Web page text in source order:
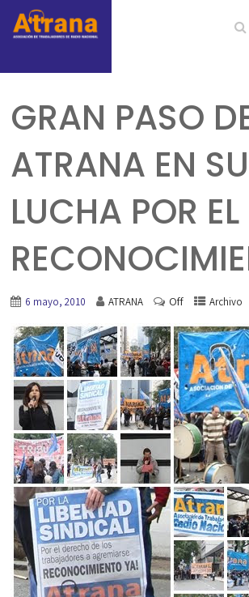
GRAN PASO
ATRANA EN SU
LUCHA POR EL
6 mayo, 2010 ATRANA Off Archivo